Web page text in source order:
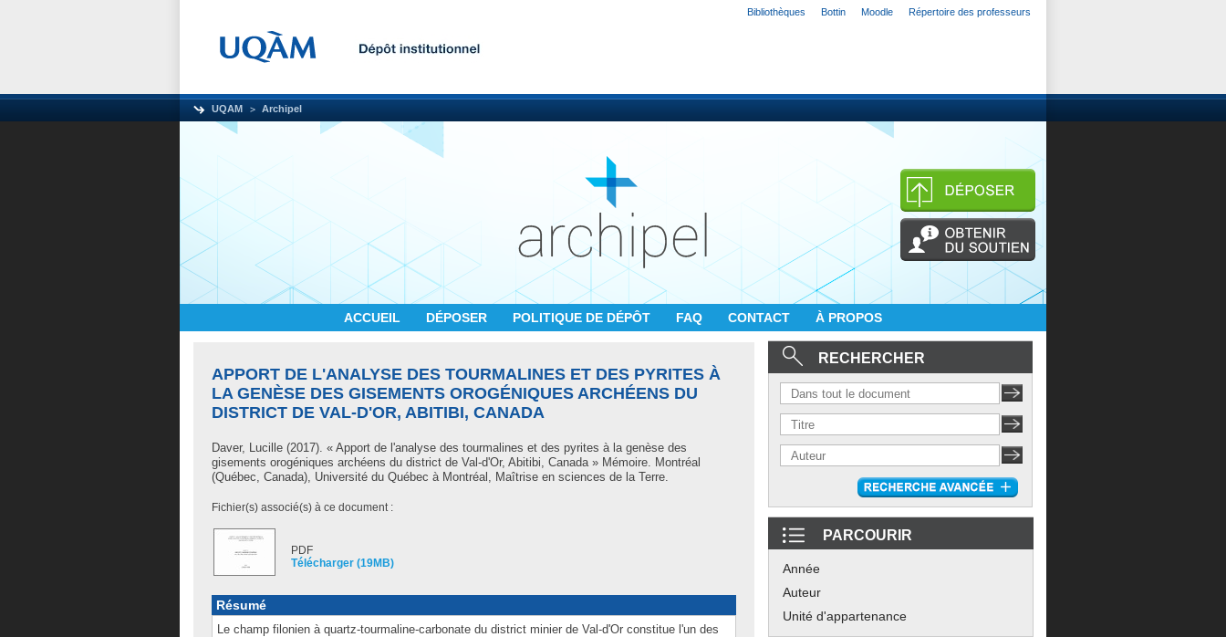
Bibliothèques Bottin Moodle Répertoire des professeurs
UQAM Archipel
ACCUEIL DÉPOSER POLITIQUE DE DÉPÔT FAQ CONTACT À PROPOS
APPORT DE L'ANALYSE DES TOURMALINES ET DES PYRITES À
LA GENÈSE DES GISEMENTS OROGÉNIQUES ARCHÉENS DU
DISTRICT DE VAL-D'OR, ABITIBI, CANADA
Daver, Lucille (2017). « Apport de l'analyse des tourmalines et des pyrites à la genèse des
gisements orogéniques archéens du district de Val-d'Or, Abitibi, Canada » Mémoire. Montréal
(Québec, Canada), Université du Québec à Montréal, Maîtrise en sciences de la Terre.
Fichier(s) associé(s) à ce document :
PDF
Télécharger (19MB)
Résumé
Le champ filonien à quartz-tourmaline-carbonate du district minier de Val-d'Or constitue l'un des
RECHERCHER
PARCOURIR
Année
Auteur
Unité d'appartenance